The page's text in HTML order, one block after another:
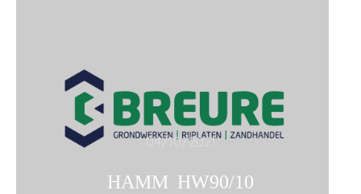
04/10/2021
HAMM HW90/10